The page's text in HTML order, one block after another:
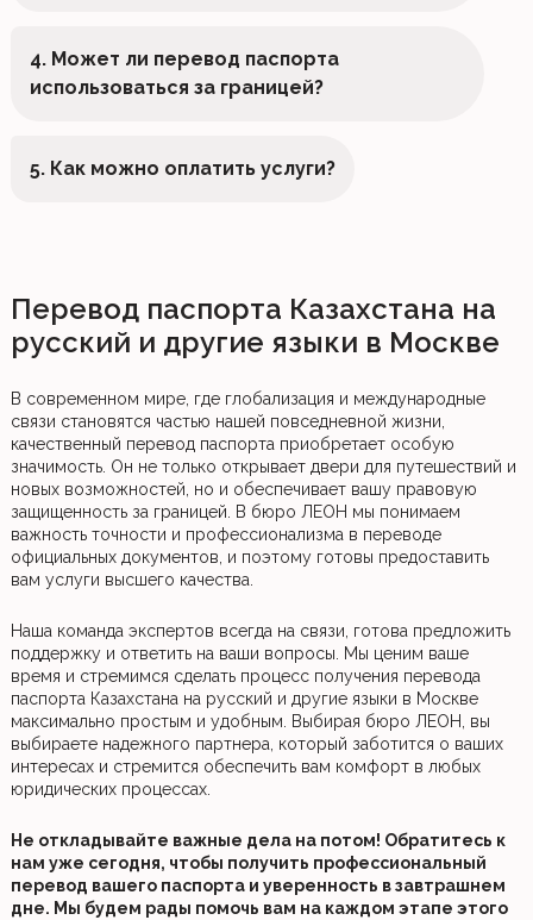
4. Может ли перевод паспорта
использоваться за границей?
5. Как можно оплатить услуги?
Перевод паспорта Казахстана на
русский и другие языки в Москве
В современном мире, где глобализация и международные
связи становятся частью нашей повседневной жизни,
качественный перевод паспорта приобретает особую
значимость. Он не только открывает двери для путешествий и
новых возможностей, но и обеспечивает вашу правовую
защищенность за границей. В бюро ЛЕОН мы понимаем
важность точности и профессионализма в переводе
официальных документов, и поэтому готовы предоставить
вам услуги высшего качества.
Наша команда экспертов всегда на связи, готова предложить
поддержку и ответить на ваши вопросы. Мы ценим ваше
время и стремимся сделать процесс получения перевода
паспорта Казахстана на русский и другие языки в Москве
максимально простым и удобным. Выбирая бюро ЛЕОН, вы
выбираете надежного партнера, который заботится о ваших
интересах и стремится обеспечить вам комфорт в любых
юридических процессах.
Не откладывайте важные дела на потом! Обратитесь к
нам уже сегодня, чтобы получить профессиональный
перевод вашего паспорта и уверенность в завтрашнем
дне. Мы будем рады помочь вам на каждом этапе этого